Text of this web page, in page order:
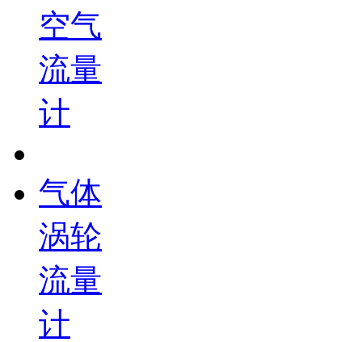
空气
流量
计
气体
涡轮
流量
计